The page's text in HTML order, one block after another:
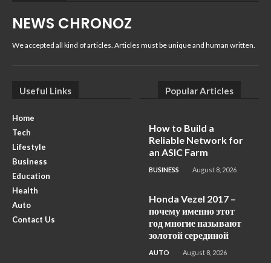
NEWS CHRONOZ
We accepted all kind of articles. Articles must be unique and human written.
Useful Links
Home
Tech
Lifestyle
Business
Education
Health
Auto
Contact Us
Popular Articles
How to Build a
Reliable Network for
an ASIC Farm
BUSINESS August 8, 2026
Honda Vezel 2017 –
почему именно этот
год многие называют
золотой серединой
AUTO August 8, 2026